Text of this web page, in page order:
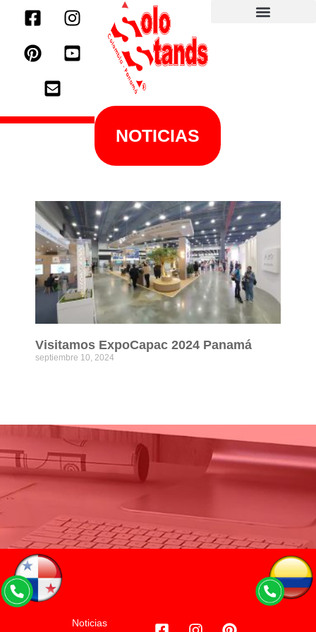
NOTICIAS
Visitamos ExpoCapac 2024 Panamá
septiembre 10, 2024
Noticias